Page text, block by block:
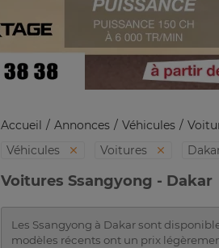
Accueil Annonces Véhicules
Véhicules
Voitures
Voitures Ssangyong - Dakar
Les Ssangyong à Dakar sont
modèles récents ont un prix